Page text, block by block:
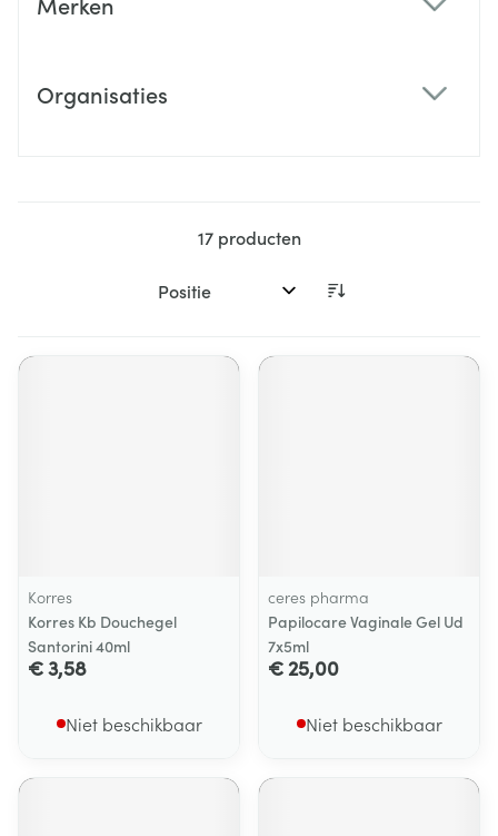
Organisaties
17producten
Sorteer op:
Korres
Korres Kb Douchegel
Santorini 40ml
€ 3,58
Niet beschikbaar
ceres pharma
Papilocare Vaginale Gel Ud
7x5ml
€ 25,00
Niet beschikbaar